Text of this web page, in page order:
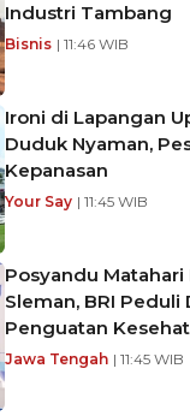
Industri Tambang
Bisnis | 11:46 WIB
Ironi di Lapangan
Duduk Nyaman,
Kepanasan
Your Say | 11:45 WIB
Posyandu Matahari
Sleman, BRI Peduli
Penguatan
Jawa Tengah | 11:45 WIB